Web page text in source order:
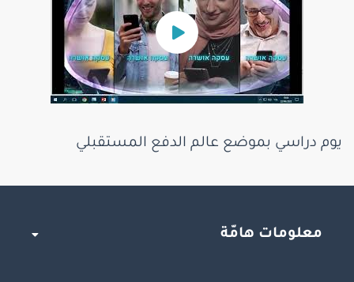
يوم دراسي بموضع عالم الدفع المستقبلي
معلومات هامّة